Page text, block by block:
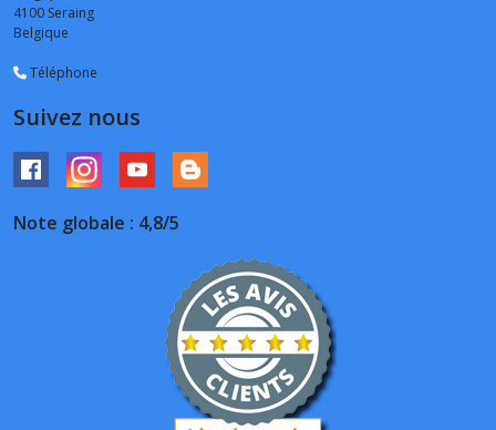
4100 Seraing
Belgique
Téléphone
Suivez nous
Note globale : 4,8/5